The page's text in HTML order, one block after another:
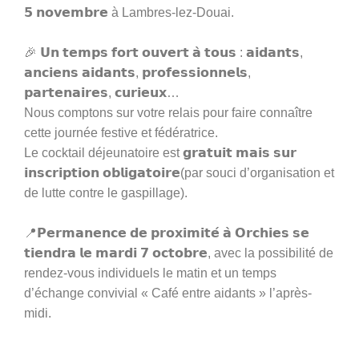
𝟱 𝗻𝗼𝘃𝗲𝗺𝗯𝗿𝗲 à Lambres-lez-Douai.
🎉 𝗨𝗻 𝘁𝗲𝗺𝗽𝘀 𝗳𝗼𝗿𝘁 𝗼𝘂𝘃𝗲𝗿𝘁 𝗮̀ 𝘁𝗼𝘂𝘀 : 𝗮𝗶𝗱𝗮𝗻𝘁𝘀,
𝗮𝗻𝗰𝗶𝗲𝗻𝘀 𝗮𝗶𝗱𝗮𝗻𝘁𝘀, 𝗽𝗿𝗼𝗳𝗲𝘀𝘀𝗶𝗼𝗻𝗻𝗲𝗹𝘀,
𝗽𝗮𝗿𝘁𝗲𝗻𝗮𝗶𝗿𝗲𝘀, 𝗰𝘂𝗿𝗶𝗲𝘂𝘅…
Nous comptons sur votre relais pour faire connaître
cette journée festive et fédératrice.
Le cocktail déjeunatoire est 𝗴𝗿𝗮𝘁𝘂𝗶𝘁 𝗺𝗮𝗶𝘀 𝘀𝘂𝗿
𝗶𝗻𝘀𝗰𝗿𝗶𝗽𝘁𝗶𝗼𝗻 𝗼𝗯𝗹𝗶𝗴𝗮𝘁𝗼𝗶𝗿𝗲(par souci d’organisation et
de lutte contre le gaspillage).
📍𝗣𝗲𝗿𝗺𝗮𝗻𝗲𝗻𝗰𝗲 𝗱𝗲 𝗽𝗿𝗼𝘅𝗶𝗺𝗶𝘁𝗲́ 𝗮̀ 𝗢𝗿𝗰𝗵𝗶𝗲𝘀 𝘀𝗲
𝘁𝗶𝗲𝗻𝗱𝗿𝗮 𝗹𝗲 𝗺𝗮𝗿𝗱𝗶 𝟳 𝗼𝗰𝘁𝗼𝗯𝗿𝗲, avec la possibilité de
rendez-vous individuels le matin et un temps
d’échange convivial « Café entre aidants » l’après-
midi.